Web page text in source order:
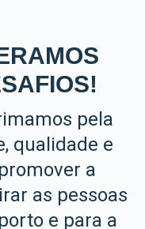
pela
qualidade e
a
as pessoas
e para a